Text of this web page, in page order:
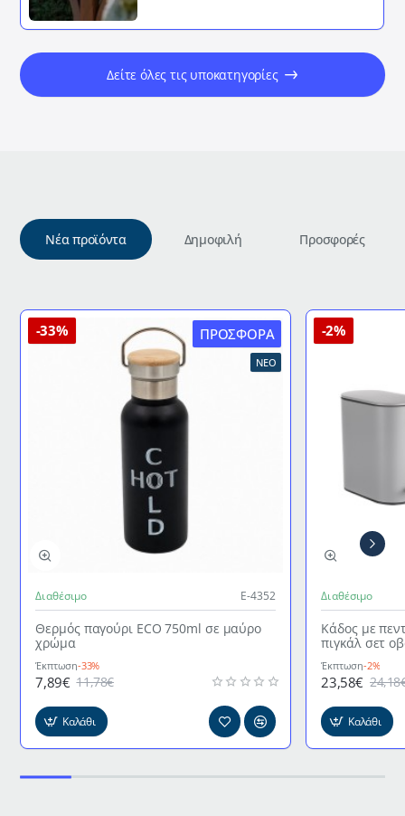
Δείτε όλες τις υποκατηγορίες
Νέα προϊόντα Δημοφιλή Προσφορές
ΠΡΟΣΦΟΡΆ
ΝΈΟ
-33%
Διαθέσιμο Ε-4352
Θερμός παγούρι ECO 750ml σε μαύρο
χρώμα
Έκπτωση-33%
7,89€ 11,78€
Καλάθι
-2%
Διαθέσιμο
Κάδος με
πιγκάλ σετ
Έκπτωση-2%
23,58€
Καλάθι